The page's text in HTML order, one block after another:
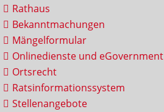
Rathaus
Bekanntmachungen
Mängelformular
Onlinedienste und eGovernment
Ortsrecht
Ratsinformationssystem
Stellenangebote